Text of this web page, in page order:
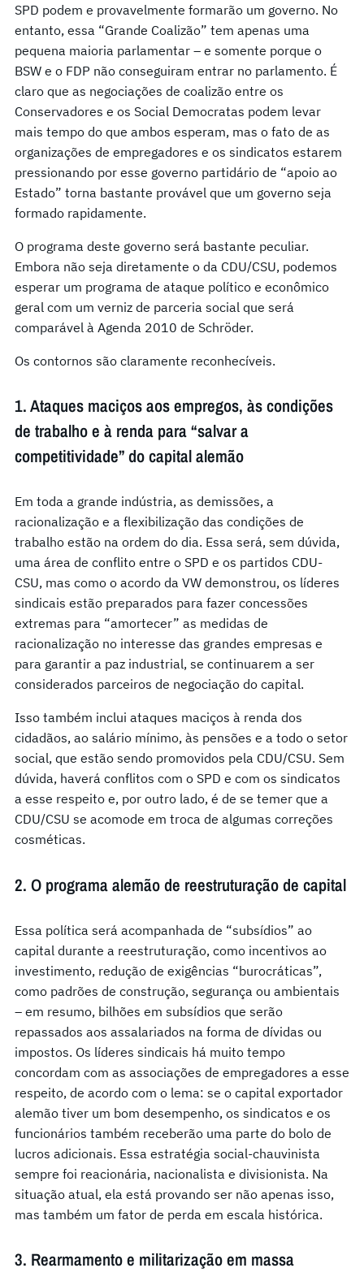
SPD podem e provavelmente formarão um governo. No
entanto, essa “Grande Coalizão” tem apenas uma
pequena maioria parlamentar – e somente porque o
BSW e o FDP não conseguiram entrar no parlamento. É
claro que as negociações de coalizão entre os
Conservadores e os Social Democratas podem levar
mais tempo do que ambos esperam, mas o fato de as
organizações de empregadores e os sindicatos estarem
pressionando por esse governo partidário de “apoio ao
Estado” torna bastante provável que um governo seja
formado rapidamente.
O programa deste governo será bastante peculiar.
Embora não seja diretamente o da CDU/CSU, podemos
esperar um programa de ataque político e econômico
geral com um verniz de parceria social que será
comparável à Agenda 2010 de Schröder.
Os contornos são claramente reconhecíveis.
1. Ataques maciços aos empregos, às condições
de trabalho e à renda para “salvar a
competitividade” do capital alemão
Em toda a grande indústria, as demissões, a
racionalização e a flexibilização das condições de
trabalho estão na ordem do dia. Essa será, sem dúvida,
uma área de conflito entre o SPD e os partidos CDU-
CSU, mas como o acordo da VW demonstrou, os líderes
sindicais estão preparados para fazer concessões
extremas para “amortecer” as medidas de
racionalização no interesse das grandes empresas e
para garantir a paz industrial, se continuarem a ser
considerados parceiros de negociação do capital.
Isso também inclui ataques maciços à renda dos
cidadãos, ao salário mínimo, às pensões e a todo o setor
social, que estão sendo promovidos pela CDU/CSU. Sem
dúvida, haverá conflitos com o SPD e com os sindicatos
a esse respeito e, por outro lado, é de se temer que a
CDU/CSU se acomode em troca de algumas correções
cosméticas.
2. O programa alemão de reestruturação de capital
Essa política será acompanhada de “subsídios” ao
capital durante a reestruturação, como incentivos ao
investimento, redução de exigências “burocráticas”,
como padrões de construção, segurança ou ambientais
– em resumo, bilhões em subsídios que serão
repassados aos assalariados na forma de dívidas ou
impostos. Os líderes sindicais há muito tempo
concordam com as associações de empregadores a esse
respeito, de acordo com o lema: se o capital exportador
alemão tiver um bom desempenho, os sindicatos e os
funcionários também receberão uma parte do bolo de
lucros adicionais. Essa estratégia social-chauvinista
sempre foi reacionária, nacionalista e divisionista. Na
situação atual, ela está provando ser não apenas isso,
mas também um fator de perda em escala histórica.
3. Rearmamento e militarização em massa